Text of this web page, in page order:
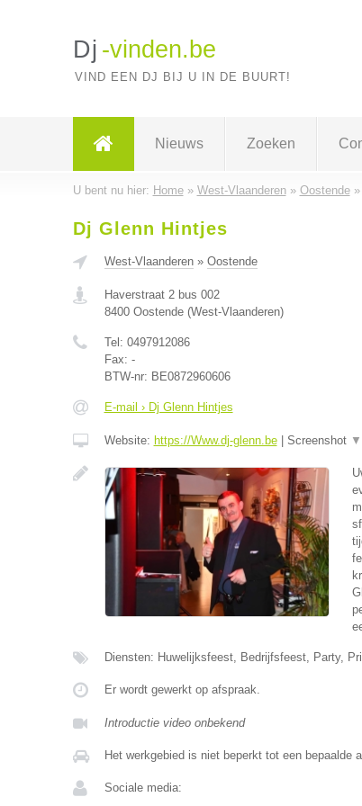
Dj -vinden.be
VIND EEN DJ BIJ U IN DE BUURT!
Nieuws Zoeken
U bent nu hier: Home» West-Vlaanderen» Oostende»
Dj Glenn Hintjes
West-Vlaanderen» Oostende
Haverstraat 2 bus 002
8400 Oostende(West-Vlaanderen)
Tel: 0497912086
Fax: -
BTW-nr: BE0872960606
E-mail › Dj Glenn Hintjes
Website: https://Www.dj-glenn.be| Screenshot ▼
Diensten: Huwelijksfeest, Bedrijfsfeest, Party,
Er wordt gewerkt op afspraak.
Introductie video onbekend
Het werkgebied is niet beperkt tot een bepaalde
Sociale media: